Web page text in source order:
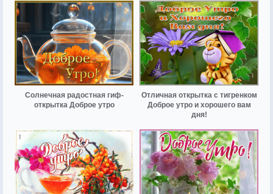
Солнечная радостная гиф-
открытка Доброе утро
Отличная открытка с тигренком
Доброе утро и хорошего вам
дня!